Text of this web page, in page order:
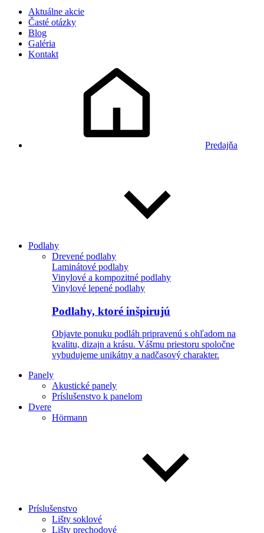
Aktuálne akcie
Časté otázky
Blog
Galéria
Kontakt
Predajňa
Podlahy
Drevené podlahy
Laminátové podlahy
Vinylové a kompozitné podlahy
Vinylové lepené podlahy
Podlahy, ktoré inšpirujú
Objavte ponuku podláh pripravenú s ohľadom na
kvalitu, dizajn a krásu. Vášmu priestoru spoločne
vybudujeme unikátny a nadčasový charakter.
Panely
Akustické panely
Príslušenstvo k panelom
Dvere
Hörmann
Príslušenstvo
Lišty soklové
Lišty prechodové